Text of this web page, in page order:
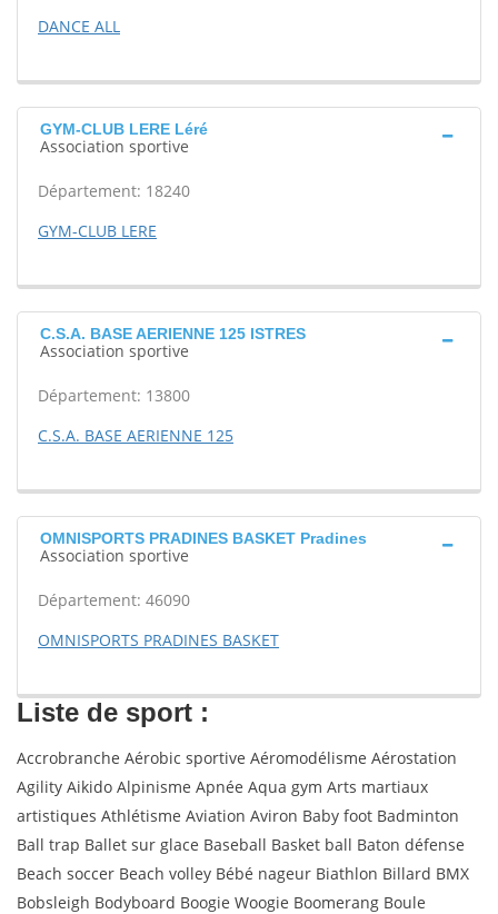
DANCE ALL
GYM-CLUB LERE Léré
Association sportive
Département: 18240
GYM-CLUB LERE
C.S.A. BASE AERIENNE 125 ISTRES
Association sportive
Département: 13800
C.S.A. BASE AERIENNE 125
OMNISPORTS PRADINES BASKET Pradines
Association sportive
Département: 46090
OMNISPORTS PRADINES BASKET
Liste de sport :
Accrobranche Aérobic sportive Aéromodélisme Aérostation
Agility Aikido Alpinisme Apnée Aqua gym Arts martiaux
artistiques Athlétisme Aviation Aviron Baby foot Badminton
Ball trap Ballet sur glace Baseball Basket ball Baton défense
Beach soccer Beach volley Bébé nageur Biathlon Billard BMX
Bobsleigh Bodyboard Boogie Woogie Boomerang Boule